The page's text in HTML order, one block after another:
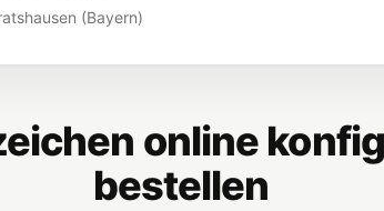
(Bayern)
online
bestellen